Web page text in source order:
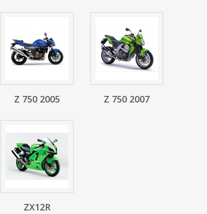
Z 750 2005 Z 750 2007
ZX12R